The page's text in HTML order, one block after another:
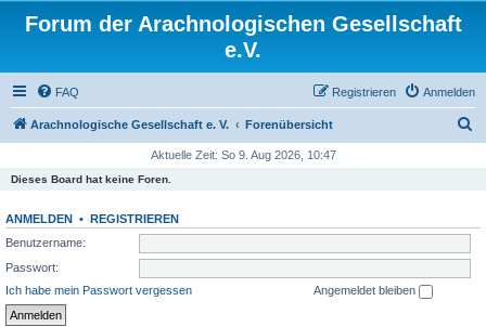
Forum der Arachnologischen Gesellschaft
e.V.
FAQ Anmelden
Registrieren
Arachnologische Gesellschaft e. V. Forenübersicht
e
Aktuelle Zeit: So 9. Aug 2026, 10:47
Dieses Board hat keine Foren.
ANMELDEN • REGISTRIEREN
Benutzername:
Passwort:
Ich habe mein Passwort vergessen
Angemeldet bleiben